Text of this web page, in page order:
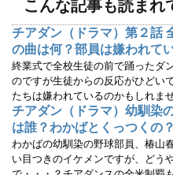
す
ウ
ィ
ン
ド
ウ
で
開
き
ま
す
)
こんな記事も読まれ
チアダン（ドラマ）第２話
の曲は何？部員は嫌われて
終業式で全校生徒の前で踊ったダ
のですが生徒からの反応がひどい
たちは嫌われているのかもしれま
チアダン（ドラマ）幼馴染
は誰？わかばとくっつくの？
わかばの幼馴染の野球部員、椿山
い目つきのイケメンですが、どう